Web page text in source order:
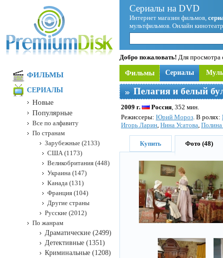
Сериалы на DVD
Интернет магазин фильмов,
мультфильмов. Онлайн
Добро пожаловать! Для просмотра
Фильмы Сериалы
Пелагия и белый
2009 г. Россия, 352 мин.
Режисcеры: Юрий Мороз. В ролях:
Игорь Ларин, Нина Усатова, Полина
Купить Фото (48)
ФИЛЬМЫ
СЕРИАЛЫ
Новые
Популярные
Все по алфавиту
По странам
Зарубежные (2133)
США (1173)
Великобритания (448)
Украина (147)
Канада (131)
Франция (104)
Другие страны
Русские (2012)
По жанрам
Драматические (2499)
Детективные (1351)
Криминальные (1208)